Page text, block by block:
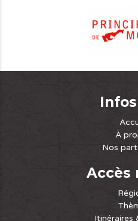
À
Nos
Accès
Itinéraires